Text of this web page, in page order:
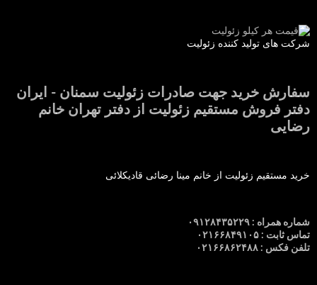
شرکت های تولید کننده زئولیت
سفارش خرید جهت صادرات زئولیت سمنان - ایران
دفتر فروش مستقیم زئولیت از دفتر تهران خانم
رضایی
خرید مستقیم زئولیت از خانم مینا رضائی قادیکلائی
شماره همراه : ۰۹۱۲۸۴۳۵۲۲۹
تماس ثابت : ۰۲۱۶۶۸۴۹۱۰۵
تلفن فکس : ۰۲۱۶۶۸۶۲۴۸۸